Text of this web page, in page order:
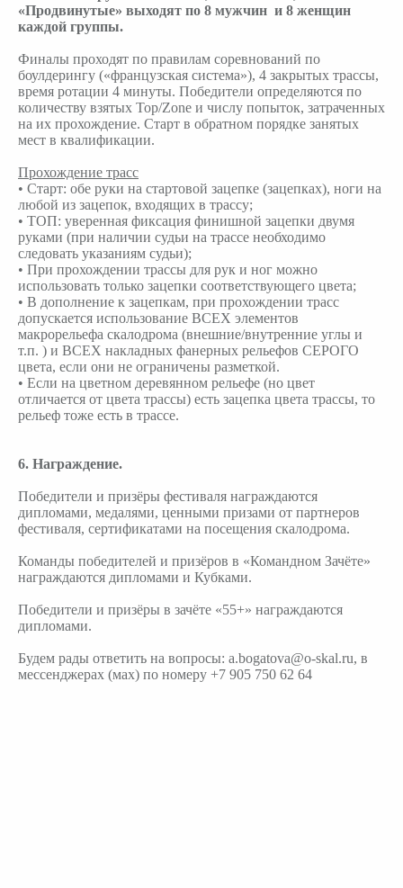
«Продвинутые» выходят по 8 мужчин и 8 женщин
каждой группы.
Финалы проходят по правилам соревнований по
боулдерингу («французская система»), 4 закрытых трассы,
время ротации 4 минуты. Победители определяются по
количеству взятых Top/Zone и числу попыток, затраченных
на их прохождение. Старт в обратном порядке занятых
мест в квалификации.
Прохождение трасс
• Старт: обе руки на стартовой зацепке (зацепках), ноги на
любой из зацепок, входящих в трассу;
• ТОП: уверенная фиксация финишной зацепки двумя
руками (при наличии судьи на трассе необходимо
следовать указаниям судьи);
• При прохождении трассы для рук и ног можно
использовать только зацепки соответствующего цвета;
• В дополнение к зацепкам, при прохождении трасс
допускается использование ВСЕХ элементов
макрорельефа скалодрома (внешние/внутренние углы и
т.п. ) и ВСЕХ накладных фанерных рельефов СЕРОГО
цвета, если они не ограничены разметкой.
• Если на цветном деревянном рельефе (но цвет
отличается от цвета трассы) есть зацепка цвета трассы, то
рельеф тоже есть в трассе.
6. Награждение.
Победители и призёры фестиваля награждаются
дипломами, медалями, ценными призами от партнеров
фестиваля, сертификатами на посещения скалодрома.
Команды победителей и призёров в «Командном Зачёте»
награждаются дипломами и Кубками.
Победители и призёры в зачёте «55+» награждаются
дипломами.
Будем рады ответить на вопросы: a.bogatova@o-skal.ru, в
мессенджерах (мах) по номеру +7 905 750 62 64